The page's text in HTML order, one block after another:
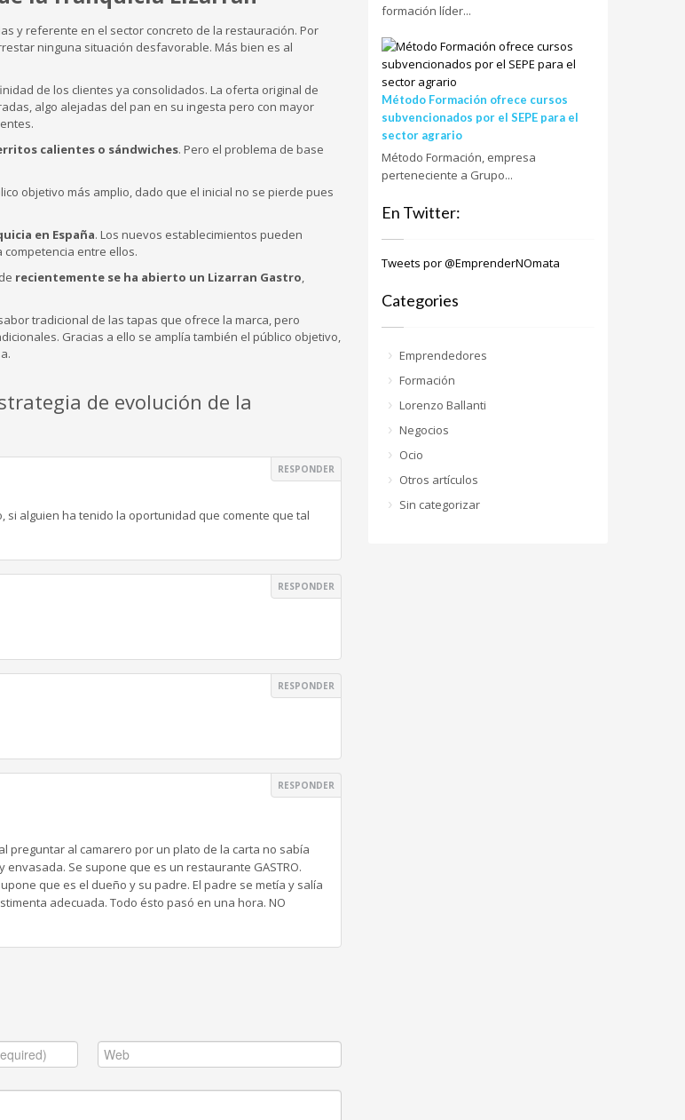
y referente en el sector concreto de la restauración. Por
ninguna situación desfavorable. Más bien es al
de los clientes ya consolidados. La oferta original de
algo alejadas del pan en su ingesta pero con mayor
calientes o sándwiches. Pero el problema de base
objetivo más amplio, dado que el inicial no se pierde pues
en España. Los nuevos establecimientos pueden
entre ellos.
recientemente se ha abierto un Lizarran Gastro,
tradicional de las tapas que ofrece la marca, pero
Gracias a ello se amplía también el público objetivo,
de evolución de la
RESPONDER
alguien ha tenido la oportunidad que comente que tal
RESPONDER
RESPONDER
RESPONDER
preguntar al camarero por un plato de la carta no sabía
Se supone que es un restaurante GASTRO.
que es el dueño y su padre. El padre se metía y salía
adecuada. Todo ésto pasó en una hora. NO
formación líder...
Método Formación ofrece cursos
subvencionados por el SEPE para el
sector agrario
Método Formación, empresa
perteneciente a Grupo...
En Twitter:
Tweets por @EmprenderNOmata
Categories
Emprendedores
Formación
Lorenzo Ballanti
Negocios
Ocio
Otros artículos
Sin categorizar